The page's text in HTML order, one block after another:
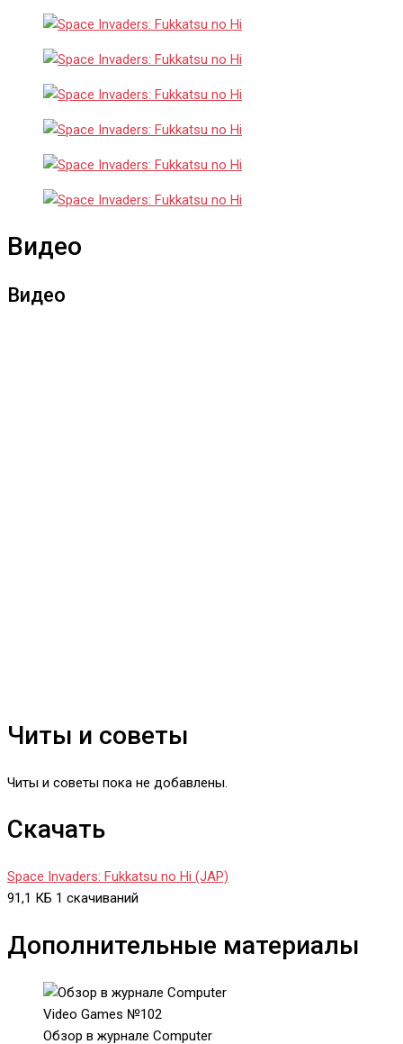
Видео
Видео
Читы и советы
Читы и советы пока не добавлены.
Скачать
Space Invaders: Fukkatsu no Hi (JAP)
91,1 КБ 1 скачиваний
Дополнительные материалы
Обзор в журнале Computer